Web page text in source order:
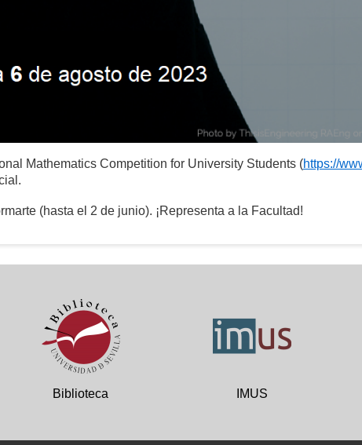
Mathematics Competition for University Students (https://
(hasta el 2 de junio). ¡Representa a la Facultad!
Biblioteca IMUS